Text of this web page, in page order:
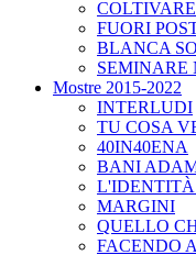
FUORI
BLANCA
Mostre 2015-2022
INTERLUDI
TU COSA
40IN40ENA
BANI
L'IDENTITÀ
MARGINI
QUELLO
FACENDO